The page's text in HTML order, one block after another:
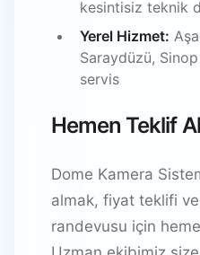
kesintisiz teknik
Yerel Hizmet:
Saraydüzü,
servis
Hemen Teklif
Dome Kamera
almak, fiyat teklifi
randevusu için